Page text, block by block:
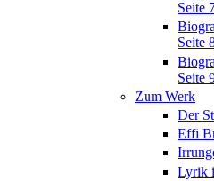
Seite
Seite
Seite
Zum Werk
Der
Effi
Lyrik